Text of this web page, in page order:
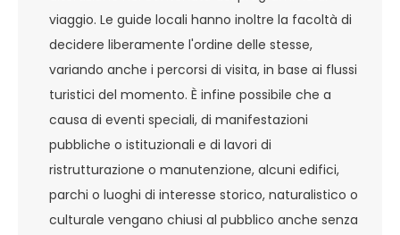
viaggio. Le guide locali hanno inoltre la facoltà di
decidere liberamente l'ordine delle stesse,
variando anche i percorsi di visita, in base ai flussi
turistici del momento. È infine possibile che a
causa di eventi speciali, di manifestazioni
pubbliche o istituzionali e di lavori di
ristrutturazione o manutenzione, alcuni edifici,
parchi o luoghi di interesse storico, naturalistico o
culturale vengano chiusi al pubblico anche senza